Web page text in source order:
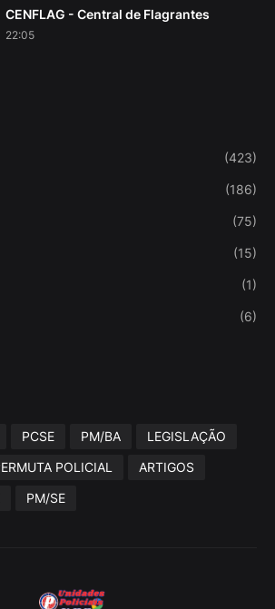
CENFLAG - Central de Flagrantes
22:05
(423)
(186)
(75)
(15)
(1)
(6)
PCSE PM/BA
LEGISLAÇÃO
POLICIAL
ARTIGOS
PM/SE